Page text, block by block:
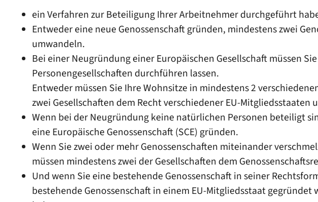
ein Verfahren zur Beteiligung Ihrer Arbeitnehmer durchgeführt
Entweder eine neue Genossenschaft gründen, mindestens zwei
umwandeln.
Bei einer Neugründung einer Europäischen Gesellschaft müssen
Personengesellschaften durchführen lassen.
Entweder müssen Sie Ihre Wohnsitze in mindestens 2
zwei Gesellschaften dem Recht verschiedener EU-Mitgliedsstaaten
Wenn bei der Neugründung keine natürlichen Personen beteiligt
eine Europäische Genossenschaft (SCE) gründen.
Wenn Sie zwei oder mehr Genossenschaften miteinander
müssen mindestens zwei der Gesellschaften dem
Und wenn Sie eine bestehende Genossenschaft in seiner
bestehende Genossenschaft in einem EU-Mitgliedsstaat